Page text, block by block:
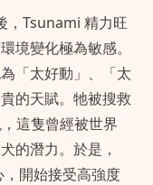
，Tsunami 精力旺
境變化極為敏感。
「太好動」、「太
的天賦。牠被搜救
這隻曾經被世界
的潛力。於是，
開始接受高強度